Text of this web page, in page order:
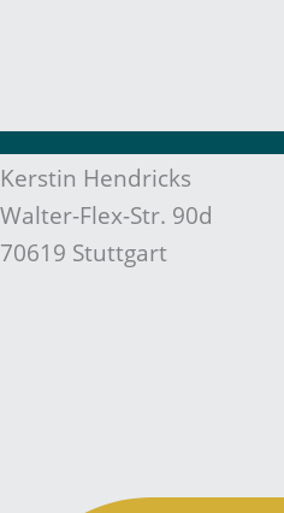
Kerstin Hendricks
Walter-Flex-Str. 90d
70619 Stuttgart